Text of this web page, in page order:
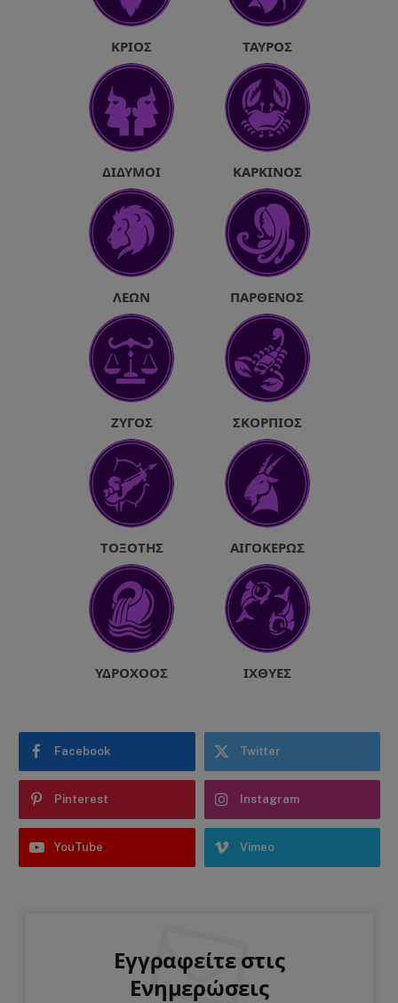
ΚΡΙΌΣ ΤΑΎΡΟΣ
ΔΊΔΥΜΟΙ ΚΑΡΚΊΝΟΣ
ΛΈΩΝ ΠΑΡΘΈΝΟΣ
ΖΥΓΌΣ ΣΚΟΡΠΙΌΣ
ΤΟΞΌΤΗΣ ΑΙΓΌΚΕΡΩΣ
ΥΔΡΟΧΌΟΣ ΙΧΘΎΕΣ
Facebook Twitter
Pinterest Instagram
YouTube Vimeo
Εγγραφείτε στις
Ενημερώσεις